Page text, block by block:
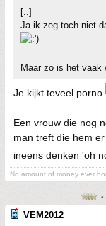
[..]
Ja ik zeg toch niet
Maar zo is het vaak
Je kijkt teveel porno
Een vrouw die nog
man treft die hem
ineens denken 'oh
No amount of money ever
VEM2012